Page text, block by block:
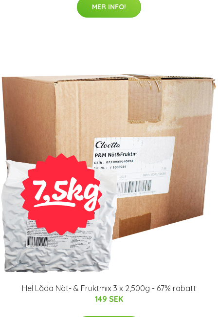
MER INFO!
Hel Låda Nöt- & Fruktmix 3 x 2,500g - 67% rabatt
149 SEK